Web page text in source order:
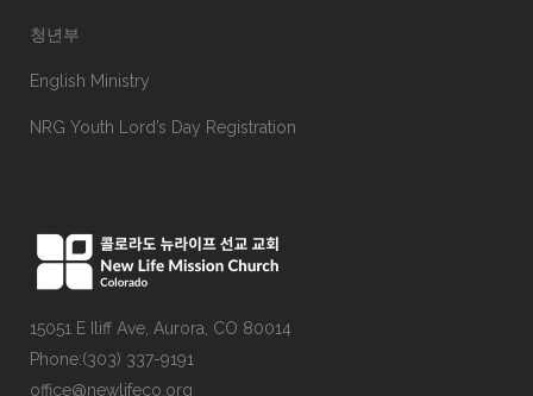
청년부
English Ministry
NRG Youth Lord’s Day Registration
15051 E Iliff Ave, Aurora, CO 80014
Phone:(303) 337-9191
office@newlifeco.org